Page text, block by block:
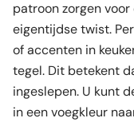
patroon zorgen
eigentijdse twist.
of accenten in
tegel. Dit betekent
ingeslepen. U kunt
in een voegkleur